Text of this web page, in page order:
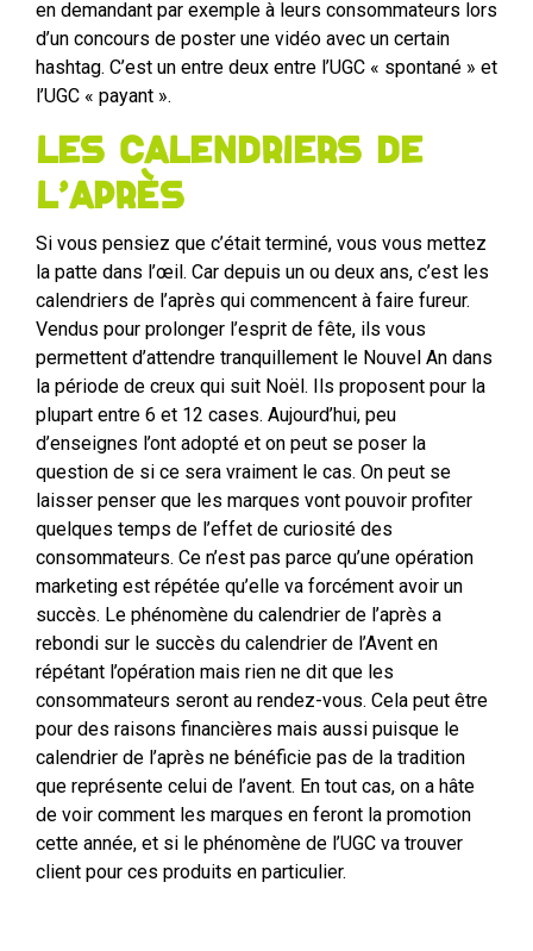
en demandant par exemple à leurs consommateurs lors
d’un concours de poster une vidéo avec un certain
hashtag. C’est un entre deux entre l’UGC « spontané » et
l’UGC « payant ».
Les calendriers de
l’après
Si vous pensiez que c’était terminé, vous vous mettez
la patte dans l’œil. Car depuis un ou deux ans, c’est les
calendriers de l’après qui commencent à faire fureur.
Vendus pour prolonger l’esprit de fête, ils vous
permettent d’attendre tranquillement le Nouvel An dans
la période de creux qui suit Noël. Ils proposent pour la
plupart entre 6 et 12 cases. Aujourd’hui, peu
d’enseignes l’ont adopté et on peut se poser la
question de si ce sera vraiment le cas. On peut se
laisser penser que les marques vont pouvoir profiter
quelques temps de l’effet de curiosité des
consommateurs. Ce n’est pas parce qu’une opération
marketing est répétée qu’elle va forcément avoir un
succès. Le phénomène du calendrier de l’après a
rebondi sur le succès du calendrier de l’Avent en
répétant l’opération mais rien ne dit que les
consommateurs seront au rendez-vous. Cela peut être
pour des raisons financières mais aussi puisque le
calendrier de l’après ne bénéficie pas de la tradition
que représente celui de l’avent. En tout cas, on a hâte
de voir comment les marques en feront la promotion
cette année, et si le phénomène de l’UGC va trouver
client pour ces produits en particulier.